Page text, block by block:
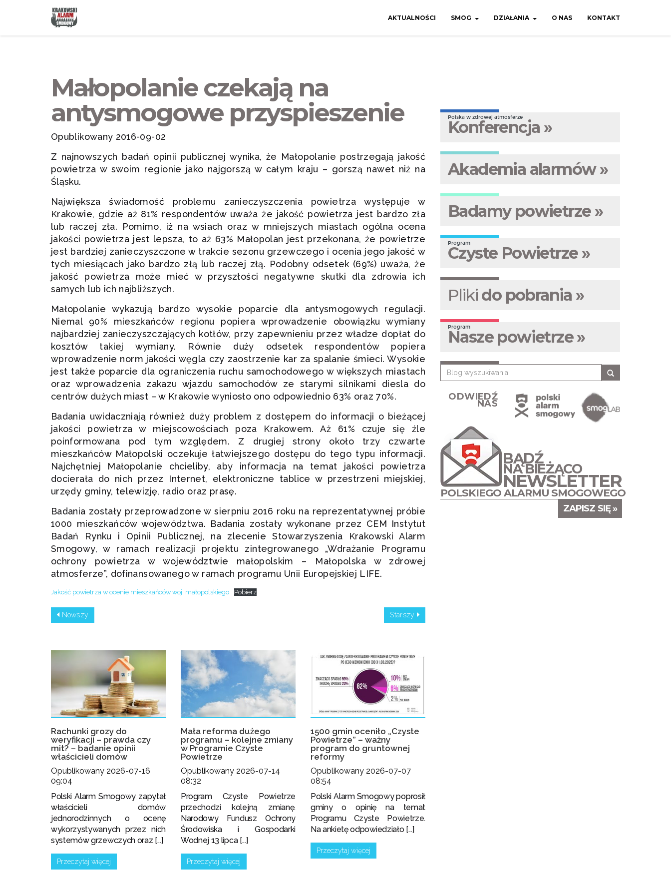
AKTUALNOŚCI SMOG DZIAŁANIA O NAS KONTAKT
Małopolanie czekają na
antysmogowe przyspieszenie
Opublikowany 2016-09-02
Z najnowszych badań opinii publicznej wynika, że Małopolanie postrzegają jakość
powietrza w swoim regionie jako najgorszą w całym kraju – gorszą nawet niż na
Śląsku.
Największa świadomość problemu zanieczyszczenia powietrza występuje w
Krakowie, gdzie aż 81% respondentów uważa że jakość powietrza jest bardzo zła
lub raczej zła. Pomimo, iż na wsiach oraz w mniejszych miastach ogólna ocena
jakości powietrza jest lepsza, to aż 63% Małopolan jest przekonana, że powietrze
jest bardziej zanieczyszczone w trakcie sezonu grzewczego i ocenia jego jakość w
tych miesiącach jako bardzo złą lub raczej złą. Podobny odsetek (69%) uważa, że
jakość powietrza może mieć w przyszłości negatywne skutki dla zdrowia ich
samych lub ich najbliższych.
Małopolanie wykazują bardzo wysokie poparcie dla antysmogowych regulacji.
Niemal 90% mieszkańców regionu popiera wprowadzenie obowiązku wymiany
najbardziej zanieczyszczających kotłów, przy zapewnieniu przez władze dopłat do
kosztów takiej wymiany. Równie duży odsetek respondentów popiera
wprowadzenie norm jakości węgla czy zaostrzenie kar za spalanie śmieci. Wysokie
jest także poparcie dla ograniczenia ruchu samochodowego w większych miastach
oraz wprowadzenia zakazu wjazdu samochodów ze starymi silnikami diesla do
centrów dużych miast – w Krakowie wyniosło ono odpowiednio 63% oraz 70%.
Badania uwidaczniają również duży problem z dostępem do informacji o bieżącej
jakości powietrza w miejscowościach poza Krakowem. Aż 61% czuje się źle
poinformowana pod tym względem. Z drugiej strony około trzy czwarte
mieszkańców Małopolski oczekuje łatwiejszego dostępu do tego typu informacji.
Najchętniej Małopolanie chcieliby, aby informacja na temat jakości powietrza
docierała do nich przez Internet, elektroniczne tablice w przestrzeni miejskiej,
urzędy gminy, telewizję, radio oraz prasę.
Badania zostały przeprowadzone w sierpniu 2016 roku na reprezentatywnej próbie
1000 mieszkańców województwa. Badania zostały wykonane przez CEM Instytut
Badań Rynku i Opinii Publicznej, na zlecenie Stowarzyszenia Krakowski Alarm
Smogowy, w ramach realizacji projektu zintegrowanego „Wdrażanie Programu
ochrony powietrza w województwie małopolskim – Małopolska w zdrowej
atmosferze”, dofinansowanego w ramach programu Unii Europejskiej LIFE.
Jakość powietrza w ocenie mieszkańców woj. małopolskiego Pobierz
Nowszy Starszy
Rachunki grozy do
weryfikacji – prawda czy
mit? – badanie opinii
właścicieli domów
Opublikowany 2026-07-16
09:04
Polski Alarm Smogowy zapytał
właścicieli domów
jednorodzinnych o ocenę
wykorzystywanych przez nich
systemów grzewczych oraz [...]
Przeczytaj więcej
Mała reforma dużego
programu – kolejne zmiany
w Programie Czyste
Powietrze
Opublikowany 2026-07-14
08:32
Program Czyste Powietrze
przechodzi kolejną zmianę.
Narodowy Fundusz Ochrony
Środowiska i Gospodarki
Wodnej 13 lipca [...]
Przeczytaj więcej
1500 gmin oceniło „Czyste
Powietrze” – ważny
program do gruntownej
reformy
Opublikowany 2026-07-07
08:54
Polski Alarm Smogowy poprosił
gminy o opinię na temat
Programu Czyste Powietrze.
Na ankietę odpowiedziało [...]
Przeczytaj więcej
Polska w zdrowej atmosferze
Konferencja »
Akademia alarmów »
Badamy powietrze »
Program
Czyste Powietrze »
Pliki do pobrania »
Program
Nasze powietrze »
ODWIEDŹ
NAS
BĄDŹ
NA BIEŻĄCO
NEWSLETTER
POLSKIEGO ALARMU SMOGOWEGO
ZAPISZ SIĘ »